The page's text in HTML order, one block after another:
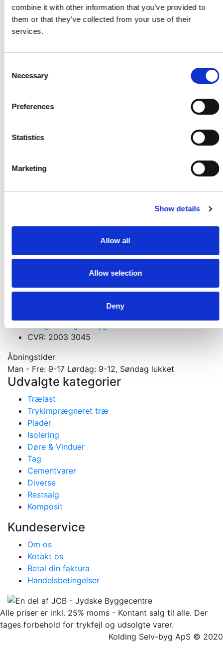
combine it with other information that you’ve provided to
them or that they’ve collected from your use of their
services.
Selection
Necessary
Preferences
Statistics
Marketing
Show details
Allow all
Allow selection
Deny
NKT Spun+ 5,0x60/35mm 200stk/ks Climate-G3
Pr./Pk.
KR49,95
Pr./Pk.
Velkommen til din tømmerhandel
Materialer til nybygning, ombygning og tilbygning
Gejlhavegård 13 b - 6000 Kolding
CVR: 2003 3045
Åbningstider
Man - Fre: 9-17 Lørdag: 9-12, Søndag lukket
Udvalgte kategorier
Trælast
Trykimprægneret træ
Plader
Isolering
Døre & Vinduer
Tag
Cementvarer
Diverse
Restsalg
Komposit
Kundeservice
Om os
Kotakt os
Betal din faktura
Handelsbetingelser
Alle priser er inkl. 25% moms - Kontant salg til alle. Der
tages forbehold for trykfejl og udsolgte varer.
Kolding Selv-byg ApS © 2020